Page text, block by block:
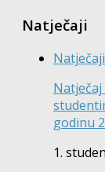
Natječaji
Natječaji
godinu
1.